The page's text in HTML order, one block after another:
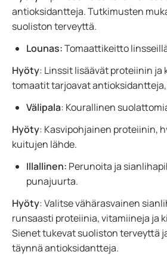
antioksidantteja. Tutkimusten
suoliston terveyttä.
Lounas:Tomaattikeitto
Hyöty: Linssit lisäävät proteiinin ja
tomaatit tarjoavat
Välipala: Kourallinen
Hyöty: Kasvipohjainen proteiinin,
kuitujen lähde.
Illallinen: Perunoita ja
punajuurta.
Hyöty: Valitse vähärasvainen
runsaasti proteiinia, vitamiineja ja
Sienet tukevat suoliston terveyttä
täynnä antioksidantteja.